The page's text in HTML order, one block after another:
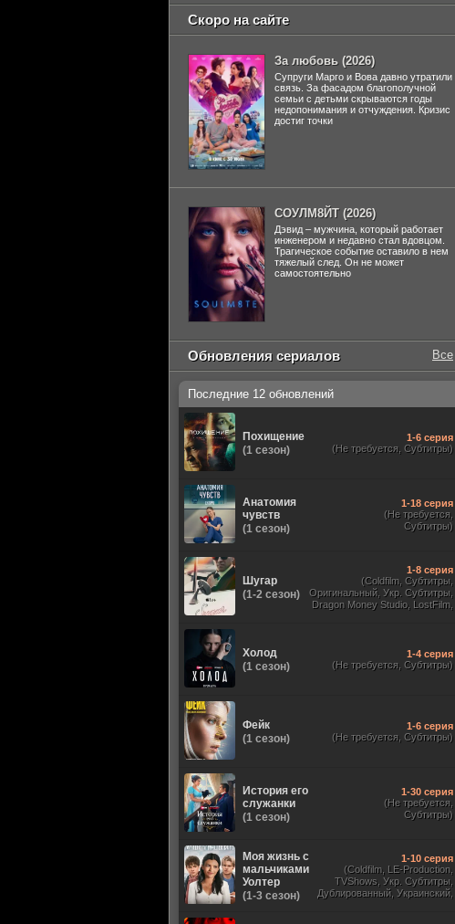
Скоро на сайте
За любовь (2026)
Супруги Марго и Вова давно утратили
связь. За фасадом благополучной
семьи с детьми скрываются годы
недопонимания и отчуждения. Кризис
достиг точки
СОУЛМ8ЙТ (2026)
Дэвид – мужчина, который работает
инженером и недавно стал вдовцом.
Трагическое событие оставило в нем
тяжелый след. Он не может
самостоятельно
Обновления сериалов Все
Последние 12 обновлений
Похищение
(1 сезон)
1-6 серия
(Не требуется, Субтитры)
Анатомия
чувств
(1 сезон)
1-18 серия
(Не требуется,
Субтитры)
Шугар
(1-2 сезон)
1-8 серия
(Coldfilm, Субтитры,
Оригинальный, Укр. Субтитры,
Dragon Money Studio, LostFilm,
Jaskier)
Холод
(1 сезон)
1-4 серия
(Не требуется, Субтитры)
Фейк
(1 сезон)
1-6 серия
(Не требуется, Субтитры)
История его
служанки
(1 сезон)
1-30 серия
(Не требуется,
Субтитры)
Моя жизнь с
мальчиками
Уолтер
(1-3 сезон)
1-10 серия
(Coldfilm, LE-Production,
TVShows, Укр. Субтитры,
Дублированный, Украинский,